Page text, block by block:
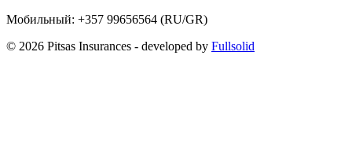
Мобильный: +357 99656564 (RU/GR)
© 2026 Pitsas Insurances - developed by Fullsolid